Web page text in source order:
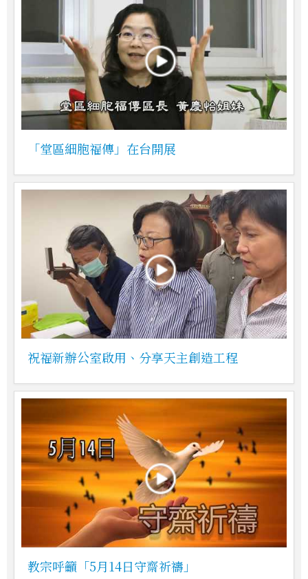
「堂區細胞福傳」在台開展
祝福新辦公室啟用、分享天主創造工程
教宗呼籲「5月14日守齋祈禱」